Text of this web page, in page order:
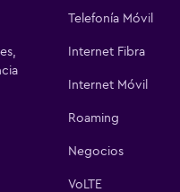
Telefonía Móvil
Internet Fibra
Internet Móvil
Roaming
Negocios
VoLTE